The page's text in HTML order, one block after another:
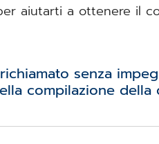
aiutarti a ottenere il
senza
compilazione della